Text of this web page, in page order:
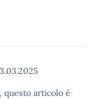
questo articolo è